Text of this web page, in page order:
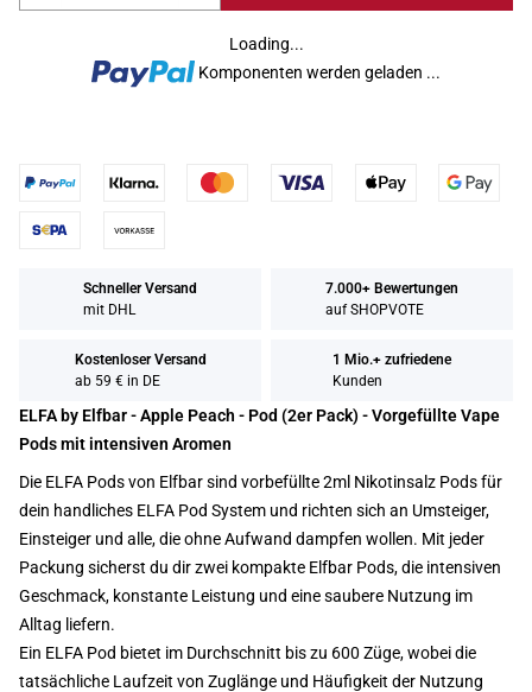
Loading...
Komponenten werden geladen ...
Schneller Versand
mit DHL
7.000+ Bewertungen
auf SHOPVOTE
Kostenloser Versand
ab 59 € in DE
1 Mio.+ zufriedene
Kunden
ELFA by Elfbar - Apple Peach - Pod (2er Pack) - Vorgefüllte Vape
Pods mit intensiven Aromen
Die ELFA Pods von Elfbar sind vorbefüllte 2ml Nikotinsalz Pods für
dein handliches ELFA Pod System und richten sich an Umsteiger,
Einsteiger und alle, die ohne Aufwand dampfen wollen. Mit jeder
Packung sicherst du dir zwei kompakte Elfbar Pods, die intensiven
Geschmack, konstante Leistung und eine saubere Nutzung im
Alltag liefern.
Ein ELFA Pod bietet im Durchschnitt bis zu 600 Züge, wobei die
tatsächliche Laufzeit von Zuglänge und Häufigkeit der Nutzung